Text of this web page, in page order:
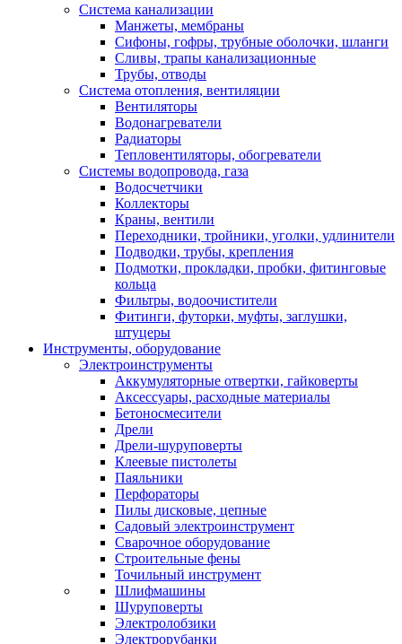
Система канализации
Манжеты, мембраны
Сифоны, гофры, трубные оболочки, шланги
Сливы, трапы канализационные
Трубы, отводы
Система отопления, вентиляции
Вентиляторы
Водонагреватели
Радиаторы
Тепловентиляторы, обогреватели
Системы водопровода, газа
Водосчетчики
Коллекторы
Краны, вентили
Переходники, тройники, уголки, удлинители
Подводки, трубы, крепления
Подмотки, прокладки, пробки, фитинговые
кольца
Фильтры, водоочистители
Фитинги, футорки, муфты, заглушки,
штуцеры
Инструменты, оборудование
Электроинструменты
Аккумуляторные отвертки, гайковерты
Аксессуары, расходные материалы
Бетоносмесители
Дрели
Дрели-шуруповерты
Клеевые пистолеты
Паяльники
Перфораторы
Пилы дисковые, цепные
Садовый электроинструмент
Сварочное оборудование
Строительные фены
Точильный инструмент
Шлифмашины
Шуруповерты
Электролобзики
Электрорубанки